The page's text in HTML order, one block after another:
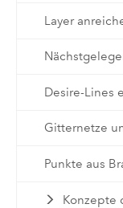
Layer
Desire-Lines
Gitternetze
Punkte aus
Konzepte